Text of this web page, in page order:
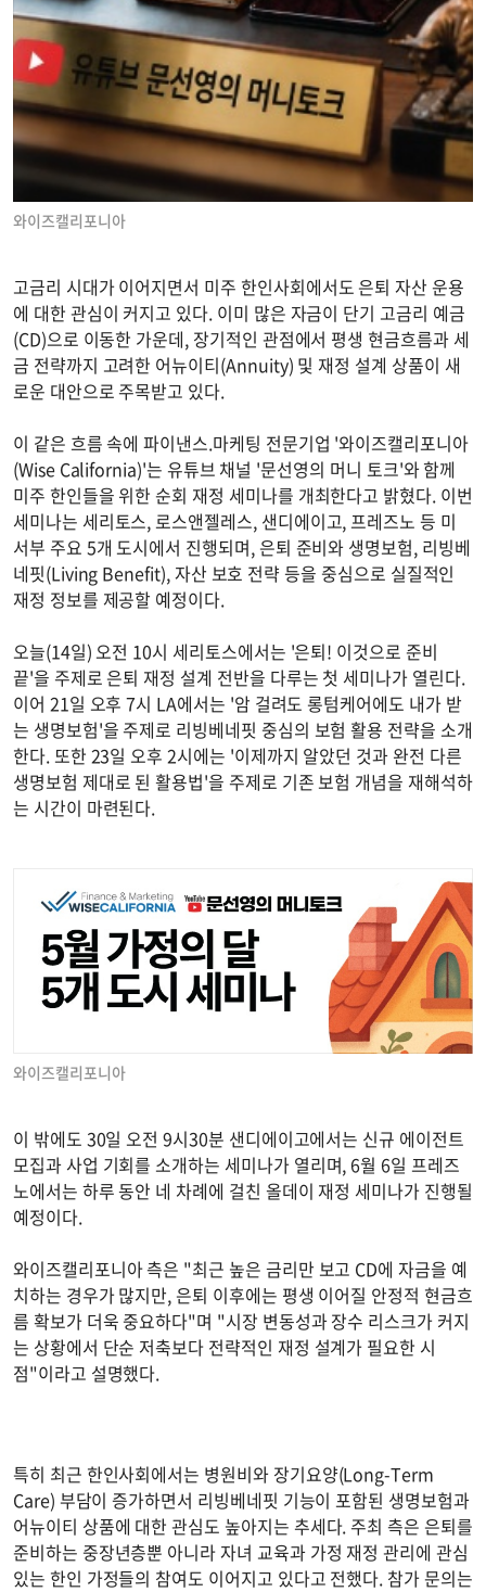
와이즈캘리포니아
고금리 시대가 이어지면서 미주 한인사회에서도 은퇴 자산 운용
에 대한 관심이 커지고 있다. 이미 많은 자금이 단기 고금리 예금
(CD)으로 이동한 가운데, 장기적인 관점에서 평생 현금흐름과 세
금 전략까지 고려한 어뉴이티(Annuity) 및 재정 설계 상품이 새
로운 대안으로 주목받고 있다.
이 같은 흐름 속에 파이낸스.마케팅 전문기업 '와이즈캘리포니아
(Wise California)'는 유튜브 채널 '문선영의 머니 토크'와 함께
미주 한인들을 위한 순회 재정 세미나를 개최한다고 밝혔다. 이번
세미나는 세리토스, 로스앤젤레스, 샌디에이고, 프레즈노 등 미
서부 주요 5개 도시에서 진행되며, 은퇴 준비와 생명보험, 리빙베
네핏(Living Benefit), 자산 보호 전략 등을 중심으로 실질적인
재정 정보를 제공할 예정이다.
오늘(14일) 오전 10시 세리토스에서는 '은퇴! 이것으로 준비
끝'을 주제로 은퇴 재정 설계 전반을 다루는 첫 세미나가 열린다.
이어 21일 오후 7시 LA에서는 '암 걸려도 롱텀케어에도 내가 받
는 생명보험'을 주제로 리빙베네핏 중심의 보험 활용 전략을 소개
한다. 또한 23일 오후 2시에는 '이제까지 알았던 것과 완전 다른
생명보험 제대로 된 활용법'을 주제로 기존 보험 개념을 재해석하
는 시간이 마련된다.
와이즈캘리포니아
이 밖에도 30일 오전 9시30분 샌디에이고에서는 신규 에이전트
모집과 사업 기회를 소개하는 세미나가 열리며, 6월 6일 프레즈
노에서는 하루 동안 네 차례에 걸친 올데이 재정 세미나가 진행될
예정이다.
와이즈캘리포니아 측은 "최근 높은 금리만 보고 CD에 자금을 예
치하는 경우가 많지만, 은퇴 이후에는 평생 이어질 안정적 현금흐
름 확보가 더욱 중요하다"며 "시장 변동성과 장수 리스크가 커지
는 상황에서 단순 저축보다 전략적인 재정 설계가 필요한 시
점"이라고 설명했다.
특히 최근 한인사회에서는 병원비와 장기요양(Long-Term
Care) 부담이 증가하면서 리빙베네핏 기능이 포함된 생명보험과
어뉴이티 상품에 대한 관심도 높아지는 추세다. 주최 측은 은퇴를
준비하는 중장년층뿐 아니라 자녀 교육과 가정 재정 관리에 관심
있는 한인 가정들의 참여도 이어지고 있다고 전했다. 참가 문의는